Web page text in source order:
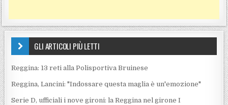
GLI ARTICOLI PIÙ LETTI
Reggina: 13 reti alla Polisportiva Bruinese
Reggina, Lancini: "Indossare questa maglia è un'emozione"
Serie D, ufficiali i nove gironi: la Reggina nel girone I